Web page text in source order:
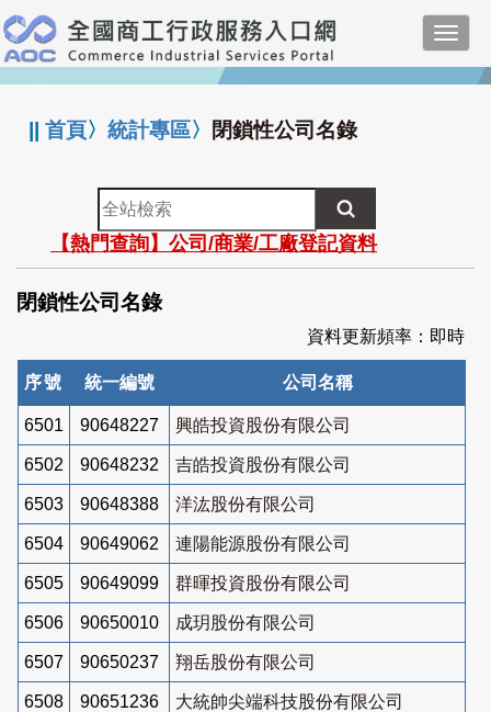
跳
到
主
要
:::
||首頁〉統計專區〉 閉鎖性公司名錄
全
站
檢
索
【熱門查詢】公司/商業/工廠登記資料
閉鎖性公司名錄
資料更新頻率：即時
序號 統一編號 公司名稱
6501 90648227 興皓投資股份有限公司
6502 90648232 吉皓投資股份有限公司
6503 90648388 洋汯股份有限公司
6504 90649062 連陽能源股份有限公司
6505 90649099 群暉投資股份有限公司
6506 90650010 成玥股份有限公司
6507 90650237 翔岳股份有限公司
6508 90651236 大統帥尖端科技股份有限公司